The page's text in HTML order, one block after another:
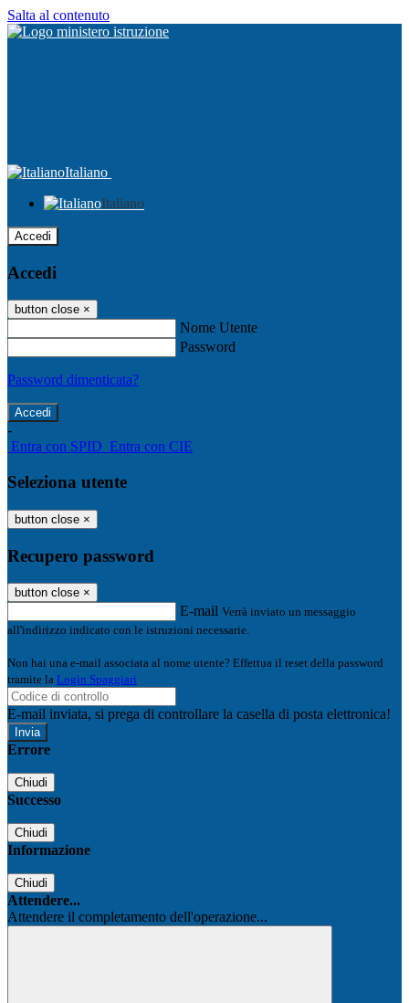
Salta al contenuto
Italiano
Italiano
Accedi
Accedi
button close ×
Nome Utente
Password
Password dimenticata?
-
Entra con SPID Entra con CIE
Seleziona utente
button close ×
Recupero password
button close ×
E-mail Verrà inviato un messaggio
all'indirizzo indicato con le istruzioni necessarie.
Non hai una e-mail associata al nome utente? Effettua il reset della password
tramite la Login Spaggiari
E-mail inviata, si prega di controllare la casella di posta elettronica!
Errore
Chiudi
Successo
Chiudi
Informazione
Chiudi
Attendere...
Attendere il completamento dell'operazione...